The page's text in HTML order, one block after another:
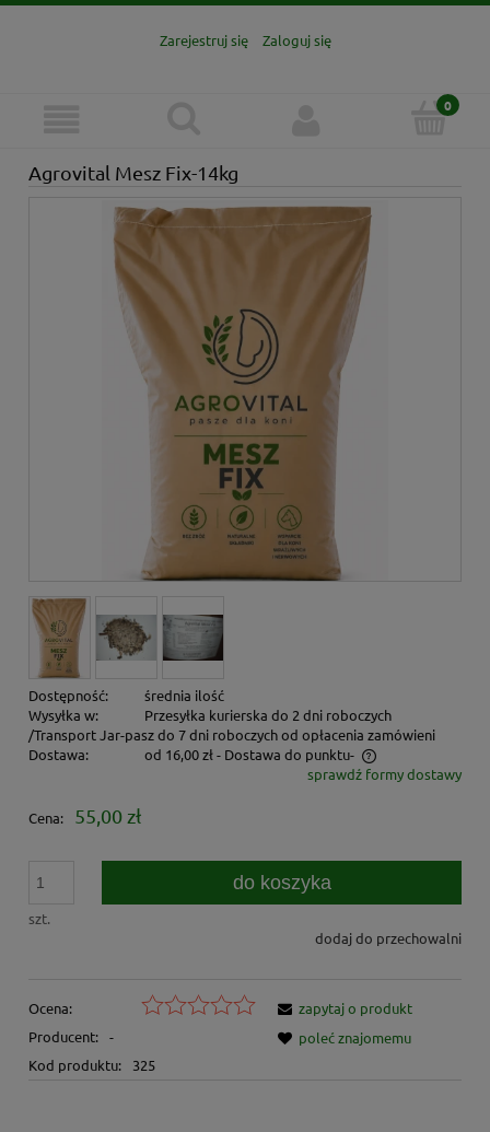
Zarejestruj się Zaloguj się
Agrovital Mesz Fix-14kg
Dostępność:
średnia ilość
Wysyłka w:
Przesyłka kurierska do 2 dni roboczych
/Transport Jar-pasz do 7 dni roboczych od opłacenia zamówieni
Dostawa:
od 16,00 zł - Dostawa do punktu-
Cena nie zawiera ewentualnych kosztów płatnościsprawdź formy dostawy
Cena: 55,00 zł
szt.
do koszyka
dodaj do przechowalni
Ocena:
Producent: -
Kod produktu:
325
zapytaj o produkt
poleć znajomemu